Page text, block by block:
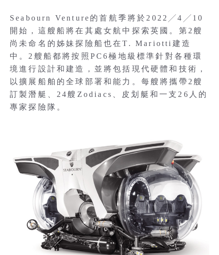
Seabourn Venture的首航季將於2022╱4╱10
開始，這艘船將在其處女航中探索英國。第2艘
尚未命名的姊妹探險船也在T. Mariotti建造
中。2艘船都將按照PC6極地級標準針對各種環
境進行設計和建造，並將包括現代硬體和技術，
以擴展船舶的全球部署和能力。每艘將攜帶2艘
訂製潛艇、24艘Zodiacs、皮划艇和一支26人的
專家探險隊。